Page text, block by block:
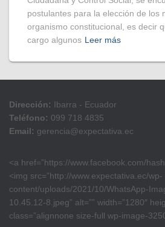
postulantes para la elección de los
organismo constitucional, es decir
cargo algunos Leer más
Dirección: Ibarra - Ecuador
Teléfono: 099 718 4835
Email: gerencia@expectativa.ec
<a href=”https://www.facebook.com/
<img src=”http://www.expectativa.ec/wp-
content/uploads/2021/10/WhatsApp-
10.45.12-8.jpeg” alt=”” width=”1280″
class=”alignnone size-full wp-image-